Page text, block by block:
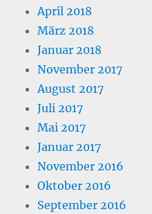
April 2018
März 2018
Januar 2018
November 2017
August 2017
Juli 2017
Mai 2017
Januar 2017
November 2016
Oktober 2016
September 2016